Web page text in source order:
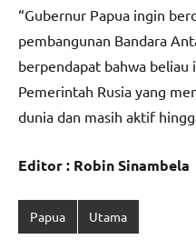
“Gubernur Papua ingin
pembangunan Bandara
berpendapat bahwa
Pemerintah Rusia yang
dunia dan masih aktif
Editor : Robin Sinambela
Papua Utama